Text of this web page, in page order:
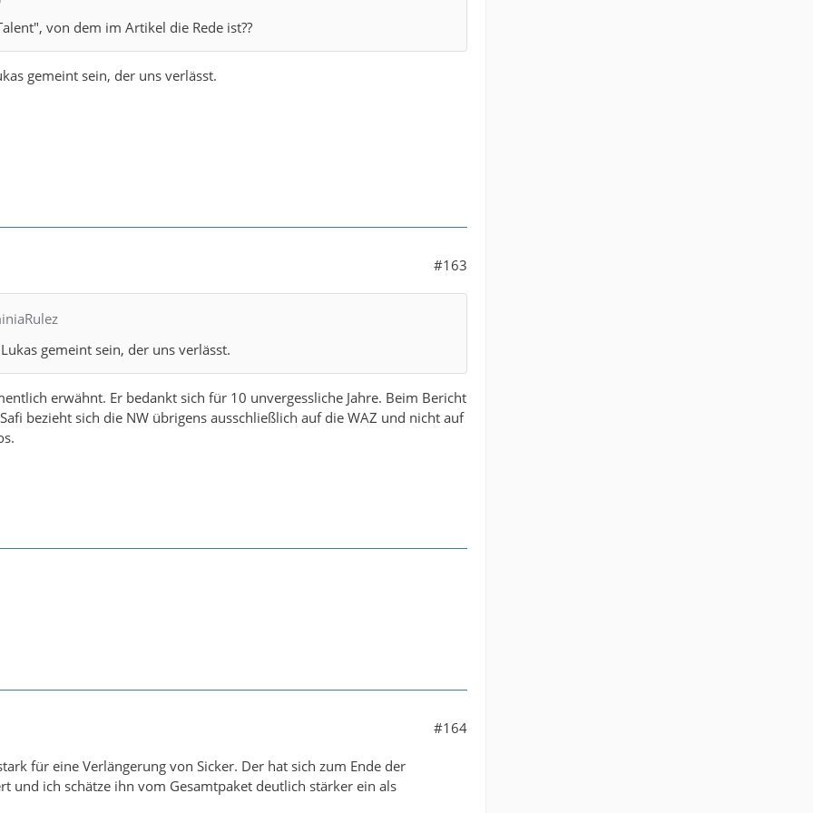
von dem im Artikel die Rede ist??
gemeint sein, der uns verlässt.
#163
gemeint sein, der uns verlässt.
erwähnt. Er bedankt sich für 10 unvergessliche Jahre. Beim Bericht
bezieht sich die NW übrigens ausschließlich auf die WAZ und nicht auf
#164
für eine Verlängerung von Sicker. Der hat sich zum Ende der
und ich schätze ihn vom Gesamtpaket deutlich stärker ein als